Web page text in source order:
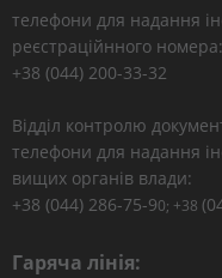
телефони для надання
реєстраційнного
+38 (044) 200-33-32
Відділ контролю
телефони для надання
вищих органів влади:
+38 (044) 286-75-90; +38
Гаряча лінія: